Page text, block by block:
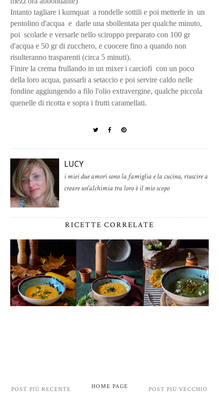
Intanto tagliare i kumquat a rondelle sottili e poi metterle in un
pentolino d'acqua e darle una sbollentata per qualche minuto,
poi scolarle e versarle nello sciroppo preparato con 100 gr
d'acqua e 50 gr di zucchero, e cuocere fino a quando non
risulteranno trasparenti (circa 5 minuti).
Finire la crema frullando in un mixer i carciofi con un poco
della loro acqua, passarli a setaccio e poi servire caldo nelle
fondine aggiungendo a filo l'olio extravergine, qualche piccola
quenelle di ricotta e sopra i frutti caramellati.
LUCY
i miei due amori sono la famiglia e la cucina, riuscire a
creare un'alchimia tra loro è il mio scopo
RICETTE CORRELATE
POST PIÙ RECENTE POST PIÙ VECCHIO
HOME PAGE